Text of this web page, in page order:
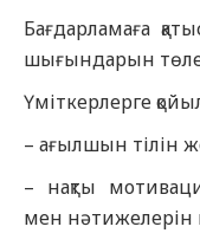
Бағдарламаға
шығындарын
Үміткерлерге
– ағылшын тілін
– нақты
мен нәтижелерін